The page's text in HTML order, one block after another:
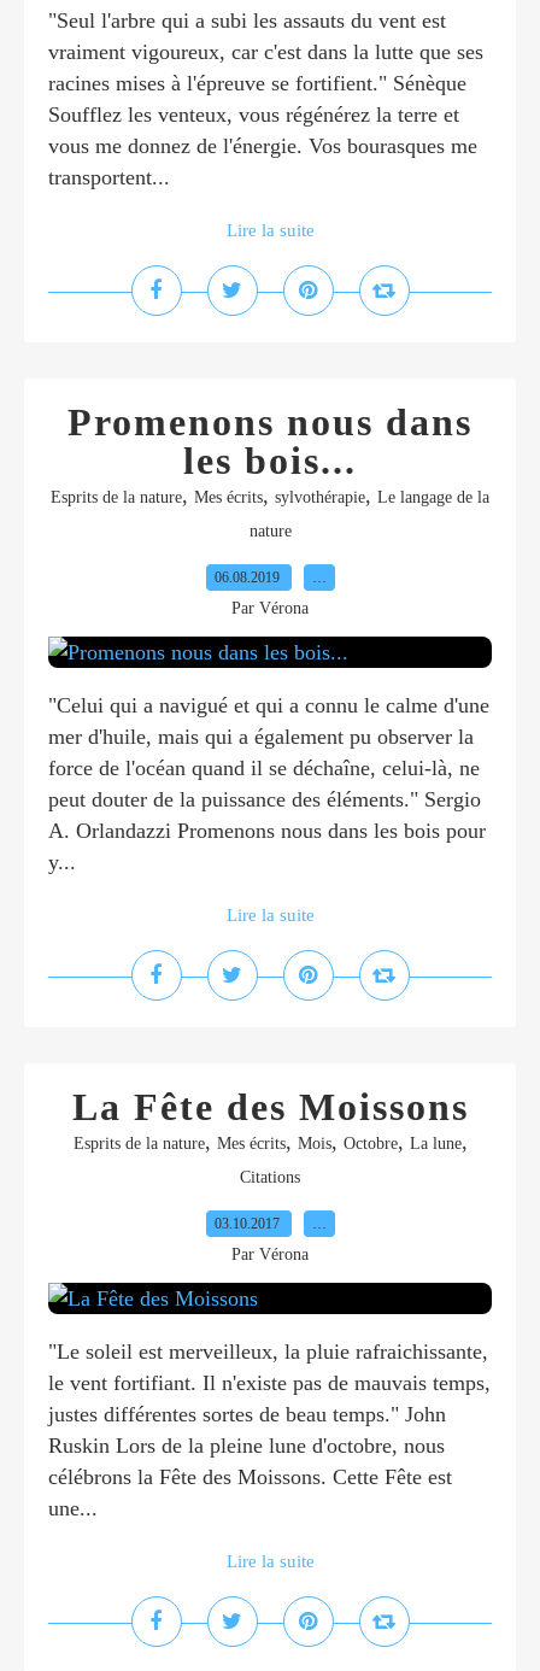
"Seul l'arbre qui a subi les assauts du vent est
vraiment vigoureux, car c'est dans la lutte que ses
racines mises à l'épreuve se fortifient." Sénèque
Soufflez les venteux, vous régénérez la terre et
vous me donnez de l'énergie. Vos bourasques me
transportent...
Lire la suite
Promenons nous dans
les bois...
Esprits de la nature, Mes écrits, sylvothérapie, Le langage de la
nature
06.08.2019 …
Par Vérona
"Celui qui a navigué et qui a connu le calme d'une
mer d'huile, mais qui a également pu observer la
force de l'océan quand il se déchaîne, celui-là, ne
peut douter de la puissance des éléments." Sergio
A. Orlandazzi Promenons nous dans les bois pour
y...
Lire la suite
La Fête des Moissons
Esprits de la nature, Mes écrits, Mois, Octobre, La lune,
Citations
03.10.2017 …
Par Vérona
"Le soleil est merveilleux, la pluie rafraichissante,
le vent fortifiant. Il n'existe pas de mauvais temps,
justes différentes sortes de beau temps." John
Ruskin Lors de la pleine lune d'octobre, nous
célébrons la Fête des Moissons. Cette Fête est
une...
Lire la suite